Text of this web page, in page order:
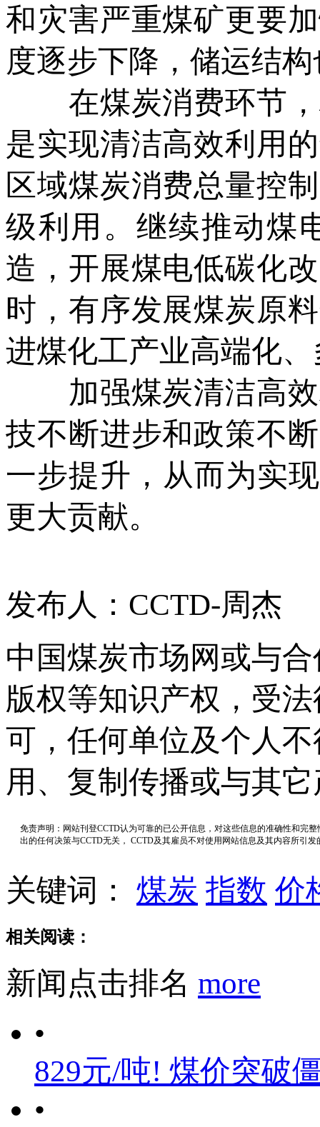
和灾害严重煤矿更要
度逐步下降，储运结
在煤炭消费环节，
是实现清洁高效利用
区域煤炭消费总量控
级利用。继续推动煤
造，开展煤电低碳化
时，有序发展煤炭原
进煤化工产业高端化
加强煤炭清洁高效
技不断进步和政策不
一步提升，从而为实
更大贡献。
发布人：CCTD-周杰
中国煤炭市场网或与
版权等知识产权，受
可，任何单位及个人
用、复制传播或与其
免责声明：网站刊登CCTD认为可靠的已公开信息，对这些信息的准确性和完
出的任何决策与CCTD无关， CCTD及其雇员不对使用网站信息及其内容所引
关键词： 煤炭 指数 价
相关阅读：
新闻点击排名 more
•
829元/吨! 煤价突破
•